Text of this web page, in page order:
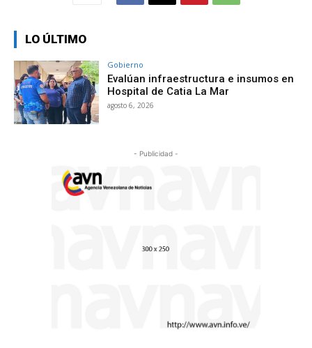
LO ÚLTIMO
Gobierno
Evalúan infraestructura e insumos en
Hospital de Catia La Mar
agosto 6, 2026
- Publicidad -